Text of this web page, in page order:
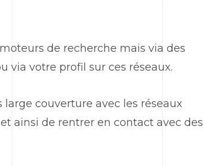
de recherche mais via des
via votre profil sur ces réseaux.
large couverture avec les réseaux
ainsi de rentrer en contact avec des